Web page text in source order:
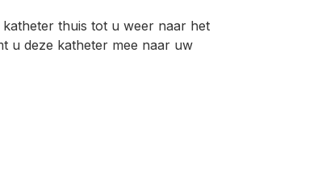
thuis tot u weer naar het
u deze katheter mee naar uw